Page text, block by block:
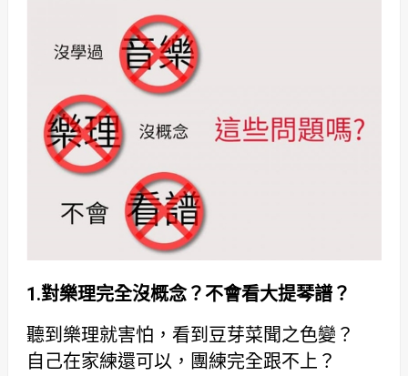
1.對樂理完全沒概念？不會看大提琴譜？
聽到樂理就害怕，看到豆芽菜聞之色變？
自己在家練還可以，團練完全跟不上？